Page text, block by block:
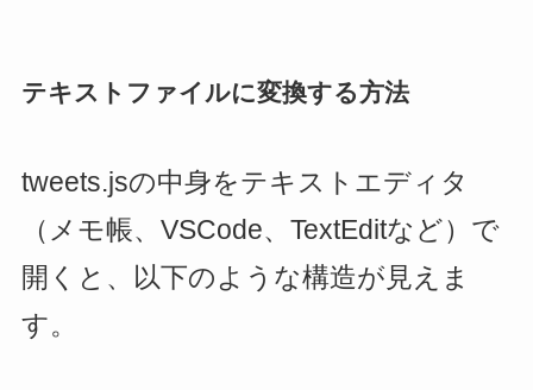
テキストファイルに変換する方法
tweets.jsの中身をテキストエディタ
（メモ帳、VSCode、TextEditなど）で
開くと、以下のような構造が見えま
す。